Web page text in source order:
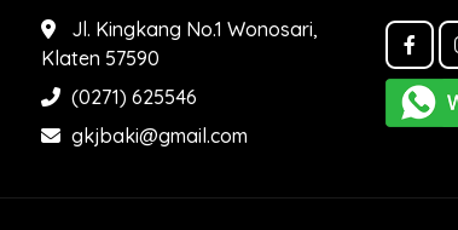
Jl. Kingkang No.1 Wonosari,
Klaten 57590
(0271) 625546
gkjbaki@gmail.com